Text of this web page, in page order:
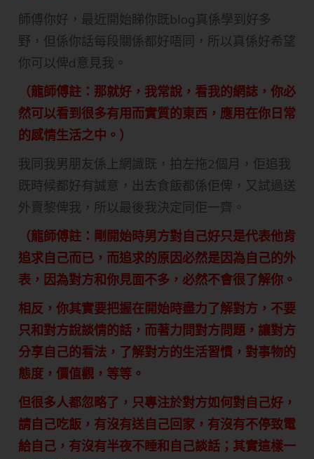
師傅你好，最近開始睇你既blog真係學到好多
野，但係你話每段關係都好唔同，所以真係好希望
你可以俾d意見我。
（龍師傅註：那就好，我常說，看我的網誌，你必
然可以看到很多有用而實質的東西，應用在你日常
的感情生活之中。）
我同我男朋友係上網識既，拍左拖2個月，佢追我
既時候都好有誠意，出去食飯都係佢俾，又試過送
外賣黎俾我，所以最後我決定同佢一齊。
（龍師傅註：剛開始時男方對自己好只是代表他肯
追求自己而已，而追求的原因必然是因為自己的外
表，因為對方和你見面不多，必然不會很了解你。
相反，你其實要把握在開始時盡力了解對方，不要
只和對方說談情的話，而著力問對方問題，讓對方
分享自己的看法，了解對方的生活習慣，對事物的
態度，價值觀，等等。
但很多人都忽略了，只專注於對方如何對自己好，
請自己吃飯，有沒有送自己回家，有沒有不停致電
給自己，有沒有半夜不睡和自己談話；其實這樣一